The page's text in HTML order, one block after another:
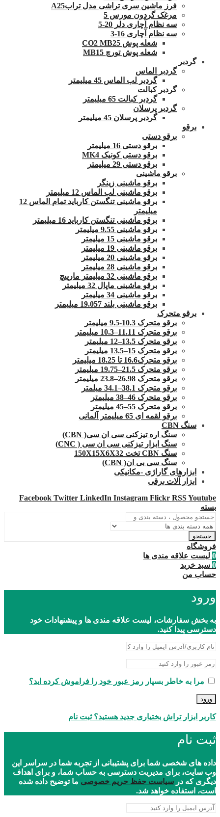
فرز ماشین سری تراشی مدل ترابA25
مرغک گردون مورس 5
سه نظام آچاری دلر 20-5
سه نظام آچاری 16-3
شعله پوش CO2 MB25
شعله پوش تورچ MB15
گردبر
گردبر الماس
گردبر لب الماس 45 میلیمتر
گردبر کبالت
گردبر کبالت 65 میلیمتر
گردبر پرسلان
گردبر پرسلان 45 میلیمتر
برقو
برقو دستی
برقو دستی 16 میلیمتر
برقو دستی کونیک MK4
برقو دستی 29 میلیمتر
برقو ماشینی
برقو ماشینی زینگر
برقو ماشینی لب الماس 12 میلیمتر
برقو ماشینی تنگستن کارباید تمام الماس 12
میلیمتر
برقو ماشینی تنگستن کارباید 16 میلیمتر
برقو ماشینی 9.55 میلیمتر
برقو ماشینی 15 میلیمتر
برقو ماشینی 19 میلیمتر
برقو ماشینی 20 میلیمتر
برقو ماشینی 28 میلیمتر
برقو ماشینی 32 میلیمتر مارپیچ
برقو ماشینی ماپال 32 میلیمتر
برقو ماشینی 34 میلیمتر
برقو ماشینی بلند 19.057 میلیمتر
برقو متحرک
برقو متحرک 10.3-9.5 میلیمتر
برقو متحرک 11.11–10.3 میلیمتر
برقو متحرک 13.5–12 میلیمتر
برقو متحرک 15–13.5 میلیمتر
برقو متحرک16.6 تا 18.25 میلیمتر
برقو متحرک 21.5–19.75 میلیمتر
برقو متحرک 26.98–23.8 میلیمتر
برقو متحرک 38.1–34.1 میلمتر
برقو متحرک 46–38 میلیمتر
برقو متحرک 55–45 میلیمتر
برقو لقمه ای 65 میلیمتر آلمانی
سنگ CBN
سنگ اره تیزکنی سی ان سی( CBN)
سنگ ابزار تیزکنی سی ان سی ( CNC)
سنگ CBN تخت 150X15X6X32
سنگ سی بی ان( CBN)
ابزارهای گاراژی -مکانیکی
ابزار آلات برقی
Facebook Twitter LinkedIn Instagram Flickr RSSYoutube
بسته
جستجو
فروشگاه
0 لیست علاقه مندی ها
0 سبد خرید
حساب من
ورود
به بخش سفارشات، لیست علاقه مندی ها و پیشنهادات خود
دسترسی پیدا کنید.
مرا به خاطر بسپار رمز عبور خود را فراموش کرده اید؟
ورود
کاربر ابزار تراش بختیاری جدید هستید؟ ثبت نام
ثبت نام
داده های شخصی شما برای پشتیبانی از تجربه شما در سراسر این
وب سایت، برای مدیریت دسترسی به حساب شما، و برای اهداف
دیگری که در سیاست حفظ حریم خصوصی ما توضیح داده شده
است، استفاده خواهد شد.